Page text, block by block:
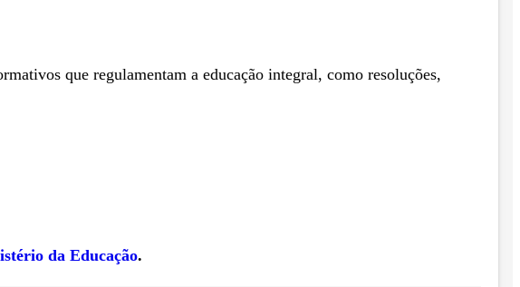
que regulamentam a educação integral, como resoluções,
da Educação.